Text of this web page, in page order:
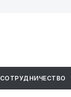
СОТРУДНИЧЕСТВО